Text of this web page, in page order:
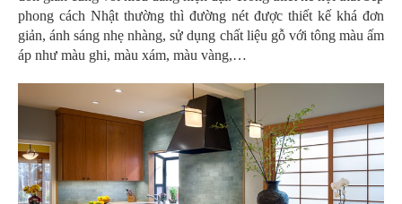
phong cách Nhật thường thì đường nét được thiết kế khá đơn
giản, ánh sáng nhẹ nhàng, sử dụng chất liệu gỗ với tông màu ấm
áp như màu ghi, màu xám, màu vàng,…